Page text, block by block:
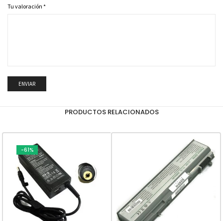
Tu valoración *
PRODUCTOS RELACIONADOS
-61%